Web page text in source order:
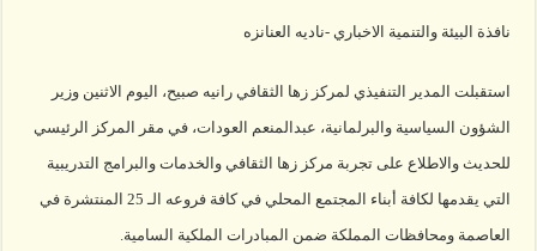
نافذة البيئة والتنمية الاخباري -ناديه العنانزه
استقبلت المدير التنفيذي لمركز زها الثقافي رانيه صبيح، اليوم الاثنين وزير
الشؤون السياسية والبرلمانية، عبدالمنعم العودات، في مقر المركز الرئيسي
للحديث والاطلاع على تجربة مركز زها الثقافي والخدمات والبرامج التدريبية
التي يقدمها لكافة أبناء المجتمع المحلي في كافة فروعه الـ 25 المنتشرة في
العاصمة ومحافظات المملكة ضمن المبادرات الملكية السامية.